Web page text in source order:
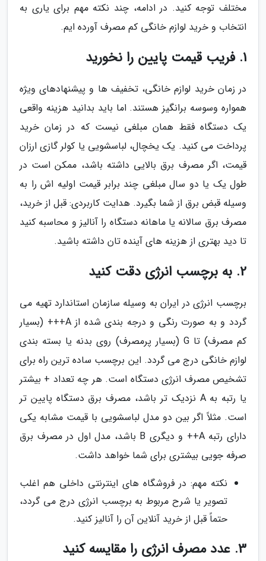
مختلف توجه کنید. در ادامه، چند نکته مهم برای یاری به
انتخاب و خرید لوازم خانگی کم مصرف آورده ایم.
1. فریب قیمت پایین را نخورید
در زمان خرید لوازم خانگی، تخفیف ها و پیشنهادهای ویژه
همواره وسوسه برانگیز هستند. اما باید بدانید هزینه واقعی
یک دستگاه فقط همان مبلغی نیست که در زمان خرید
پرداخت می کنید. یک یخچال، لباسشویی یا کولر گازی ارزان
قیمت، اگر مصرف برق بالایی داشته باشد، ممکن است در
طول یک یا دو سال مبلغی چند برابر قیمت اولیه اش را به
وسیله قبض برق از شما بگیرد. هدایت کاربردی: قبل از خرید،
مصرف برق سالانه یا ماهانه دستگاه را آنالیز و محاسبه کنید
تا دید بهتری از هزینه های آینده تان داشته باشید.
2. به برچسب انرژی دقت کنید
برچسب انرژی در ایران به وسیله سازمان استاندارد تهیه می
گردد و به صورت رنگی و درجه بندی شده از A+++ (بسیار
کم مصرف) تا G (بسیار پرمصرف) روی بدنه یا بسته بندی
لوازم خانگی درج می گردد. این برچسب ساده ترین راه برای
تشخیص مصرف انرژی دستگاه است. هر چه تعداد + بیشتر
یا رتبه به A نزدیک تر باشد، مصرف برق دستگاه پایین تر
است. مثلاً اگر بین دو مدل لباسشویی با قیمت مشابه یکی
دارای رتبه A++ و دیگری B باشد، مدل اول در مصرف برق
صرفه جویی بیشتری برای شما خواهد داشت.
نکته مهم: در فروشگاه های اینترنتی داخلی هم اغلب
تصویر یا شرح مربوط به برچسب انرژی درج می گردد،
حتماً قبل از خرید آنلاین آن را آنالیز کنید.
3. عدد مصرف انرژی را مقایسه کنید